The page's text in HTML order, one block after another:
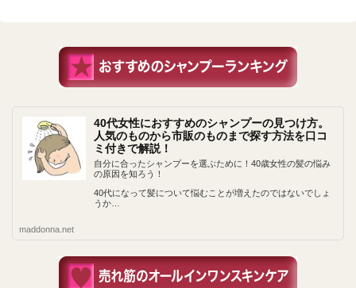
40代女性におすすめのシャンプーの見つけ方。
人気のものから市販のものまで探す方法を口コ
ミ付きで解説！
自分に合ったシャンプーを選ぶために！40歳女性の髪の悩み
の原因を知ろう！
40代になって髪について悩むことが増えたのではないでしょ
うか…
maddonna.net